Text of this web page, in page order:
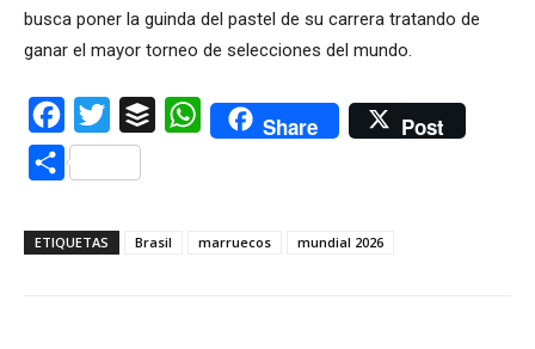
busca poner la guinda del pastel de su carrera tratando de
ganar el mayor torneo de selecciones del mundo.
Facebook
Twitter Buffer WhatsAppShare Post
Compartir
ETIQUETAS Brasil marruecos mundial 2026